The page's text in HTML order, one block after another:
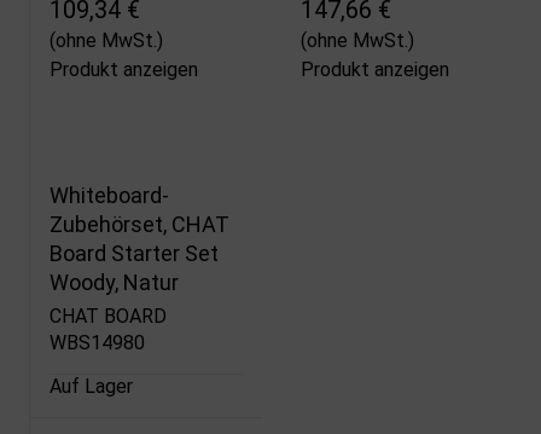
109,34 €
(ohne MwSt.)
Produkt anzeigen
147,66 €
(ohne MwSt.)
Produkt anzeigen
Whiteboard-
Zubehörset, CHAT
Board Starter Set
Woody, Natur
CHAT BOARD
WBS14980
Auf Lager